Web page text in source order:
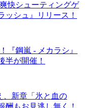
快シューティングゲ
ッシュ』リリース！
『鋼嵐 - メカラシ』
半が開催！
、新章「氷と血の